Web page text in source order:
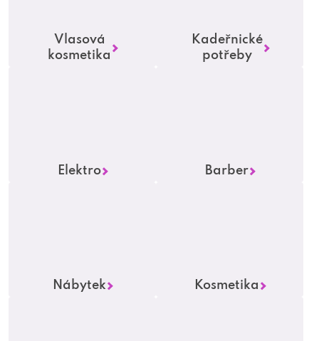
Vlasová
kosmetika
Kadeřnické
potřeby
Elektro Barber
Nábytek Kosmetika